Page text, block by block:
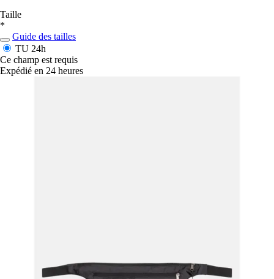
Taille
*
Guide des tailles
TU 24h
Ce champ est requis
Expédié en 24 heures